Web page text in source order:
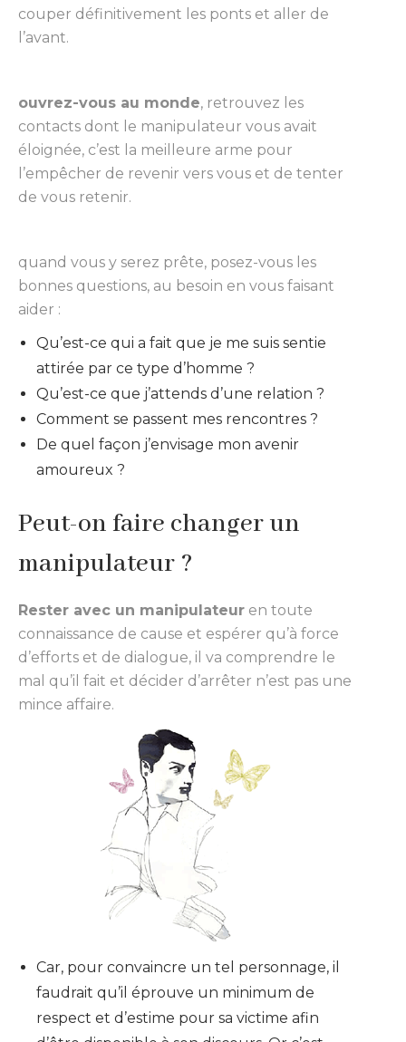
couper définitivement les ponts et aller de
l’avant.
ouvrez-vous au monde, retrouvez les
contacts dont le manipulateur vous avait
éloignée, c’est la meilleure arme pour
l’empêcher de revenir vers vous et de tenter
de vous retenir.
quand vous y serez prête, posez-vous les
bonnes questions, au besoin en vous faisant
aider :
Qu’est-ce qui a fait que je me suis sentie
attirée par ce type d’homme ?
Qu’est-ce que j’attends d’une relation ?
Comment se passent mes rencontres ?
De quel façon j’envisage mon avenir
amoureux ?
Peut-on faire changer un
manipulateur ?
Rester avec un manipulateur en toute
connaissance de cause et espérer qu’à force
d’efforts et de dialogue, il va comprendre le
mal qu’il fait et décider d’arrêter n’est pas une
mince affaire.
Car, pour convaincre un tel personnage, il
faudrait qu’il éprouve un minimum de
respect et d’estime pour sa victime afin